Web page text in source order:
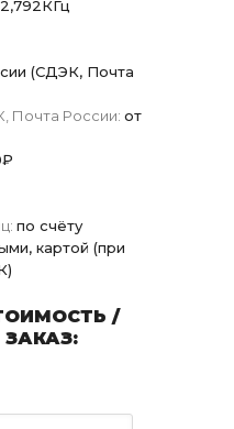
(СДЭК, Почта
Почта России: от
по счёту
картой (при
/